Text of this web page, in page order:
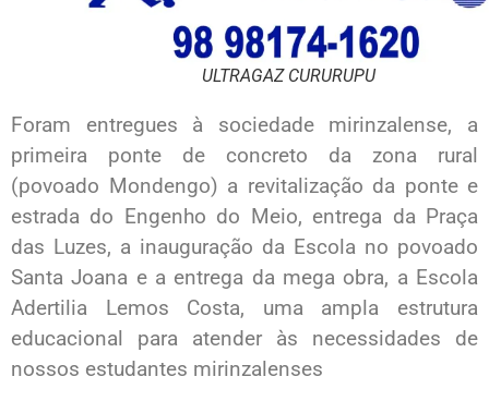
ULTRAGAZ CURURUPU
Foram entregues à sociedade mirinzalense, a
primeira ponte de concreto da zona rural
(povoado Mondengo) a revitalização da ponte e
estrada do Engenho do Meio, entrega da Praça
das Luzes, a inauguração da Escola no povoado
Santa Joana e a entrega da mega obra, a Escola
Adertilia Lemos Costa, uma ampla estrutura
educacional para atender às necessidades de
nossos estudantes mirinzalenses